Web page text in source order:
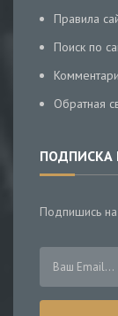
Правила
Поиск по
Обратная
ПОДПИСКА
Подпишись